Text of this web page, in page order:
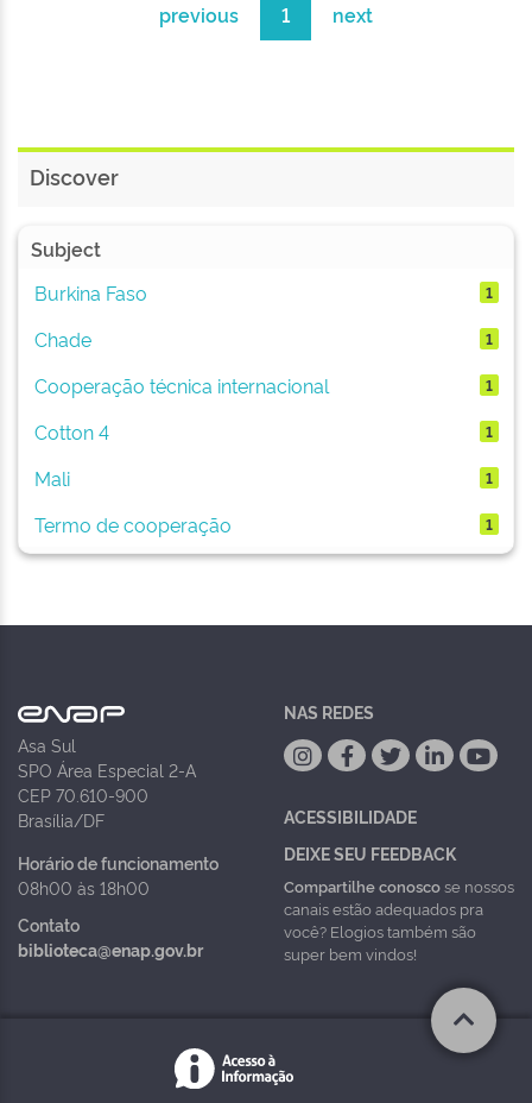
previous 1 next
Discover
Subject
Burkina Faso
1
Chade 1
Cooperação técnica internacional 1
Cotton 4 1
Mali 1
Termo de cooperação 1
Asa Sul
SPO Área Especial 2-A
CEP 70.610-900
Brasília/DF
Horário de funcionamento
08h00 às 18h00
Contato
biblioteca@enap.gov.br
NAS REDES
ACESSIBILIDADE
DEIXE SEU FEEDBACK
Compartilhe conoscose nossos
canais estão adequados pra
você? Elogios também são
super bem vindos!